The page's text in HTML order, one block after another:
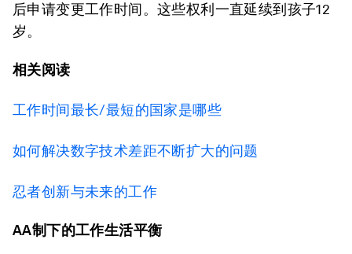
后申请变更工作时间。这些权利一直延续到孩子12
岁。
相关阅读
工作时间最长/最短的国家是哪些
如何解决数字技术差距不断扩大的问题
忍者创新与未来的工作
AA制下的工作生活平衡